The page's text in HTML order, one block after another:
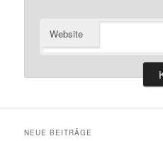
Website
NEUE BEITRÄGE